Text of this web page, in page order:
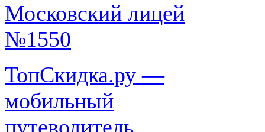
Московский лицей
№1550
ТопСкидка.ру —
мобильный
путеводитель